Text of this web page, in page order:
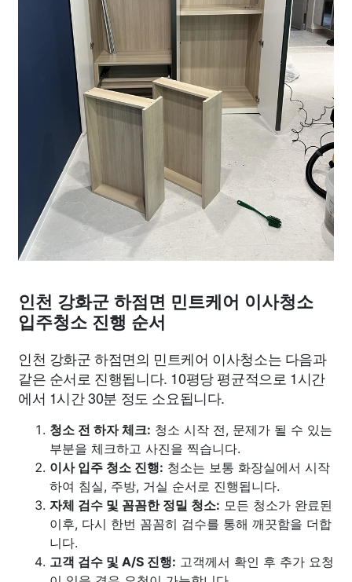
인천 강화군 하점면 민트케어 이사청소
입주청소 진행 순서
인천 강화군 하점면의 민트케어 이사청소는 다음과
같은 순서로 진행됩니다. 10평당 평균적으로 1시간
에서 1시간 30분 정도 소요됩니다.
청소 전 하자 체크: 청소 시작 전, 문제가 될 수 있는
부분을 체크하고 사진을 찍습니다.
이사 입주 청소 진행: 청소는 보통 화장실에서 시작
하여 침실, 주방, 거실 순서로 진행됩니다.
자체 검수 및 꼼꼼한 정밀 청소: 모든 청소가 완료된
이후, 다시 한번 꼼꼼히 검수를 통해 깨끗함을 더합
니다.
고객 검수 및 A/S 진행: 고객께서 확인 후 추가 요청